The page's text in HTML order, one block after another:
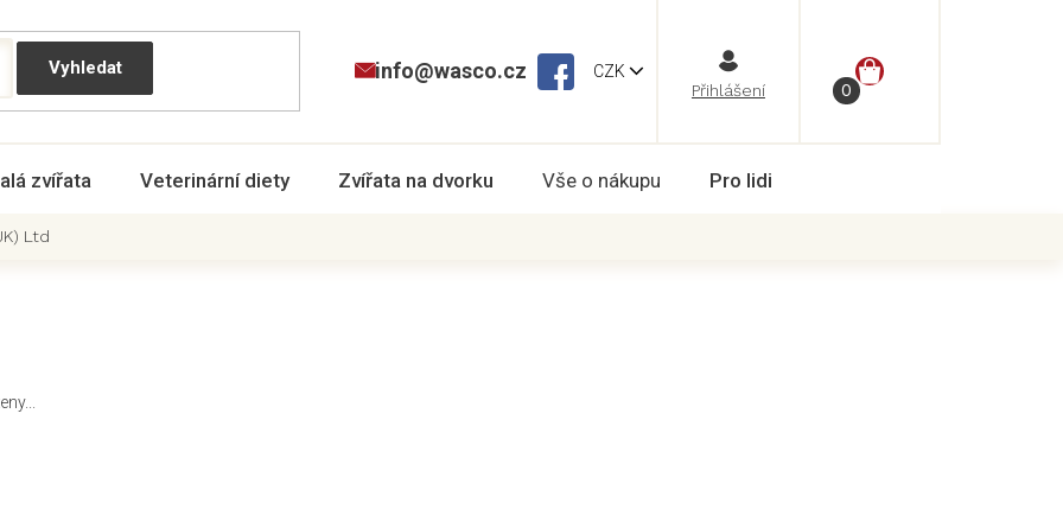
CZK
NÁKUPNÍ
info@wasco.cz
zvířata Veterinární diety Zvířata na dvorku Vše o nákupu Pro lidi
Ltd